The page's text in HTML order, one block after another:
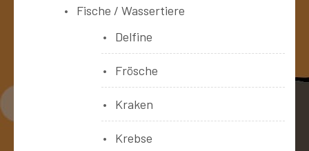
Fische / Wassertiere
Delfine
Frösche
Kraken
Krebse